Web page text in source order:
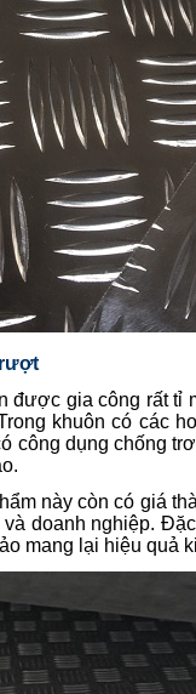
được gia công rất tỉ
khuôn có các
công dụng chống
này còn có giá
doanh nghiệp.
mang lại hiệu quả